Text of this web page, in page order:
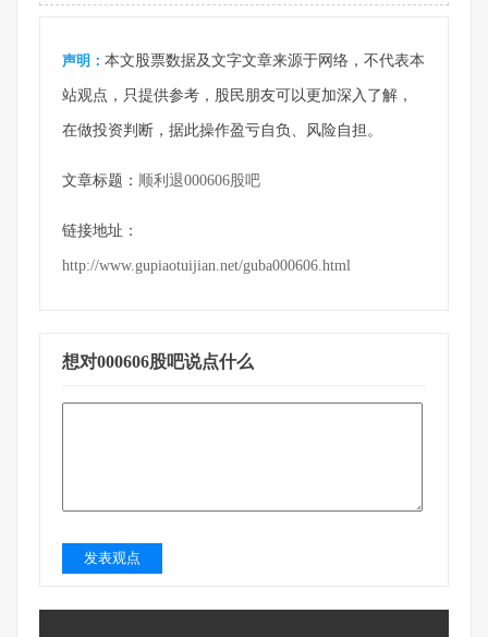
声明： 本文股票数据及文字文章来源于网络，不代表本
站观点，只提供参考，股民朋友可以更加深入了解，
在做投资判断，据此操作盈亏自负、风险自担。
文章标题： 顺利退000606股吧
链接地址：
http://www.gupiaotuijian.net/guba000606.html
想对000606股吧说点什么
发表观点